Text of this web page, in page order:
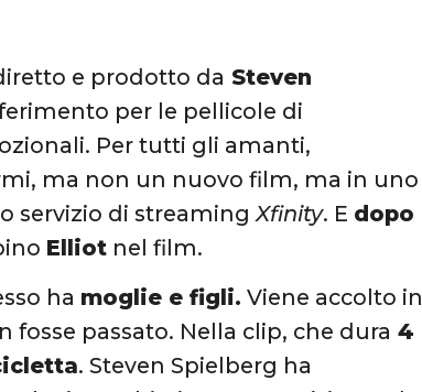
e prodotto da Steven
per le pellicole di
Per tutti gli amanti,
ma non un nuovo film, ma in uno
servizio di streamingXfinity. E dopo
Elliot nel film.
ha moglie e figli. Viene accolto in
passato. Nella clip, che dura 4
. Steven Spielberg ha